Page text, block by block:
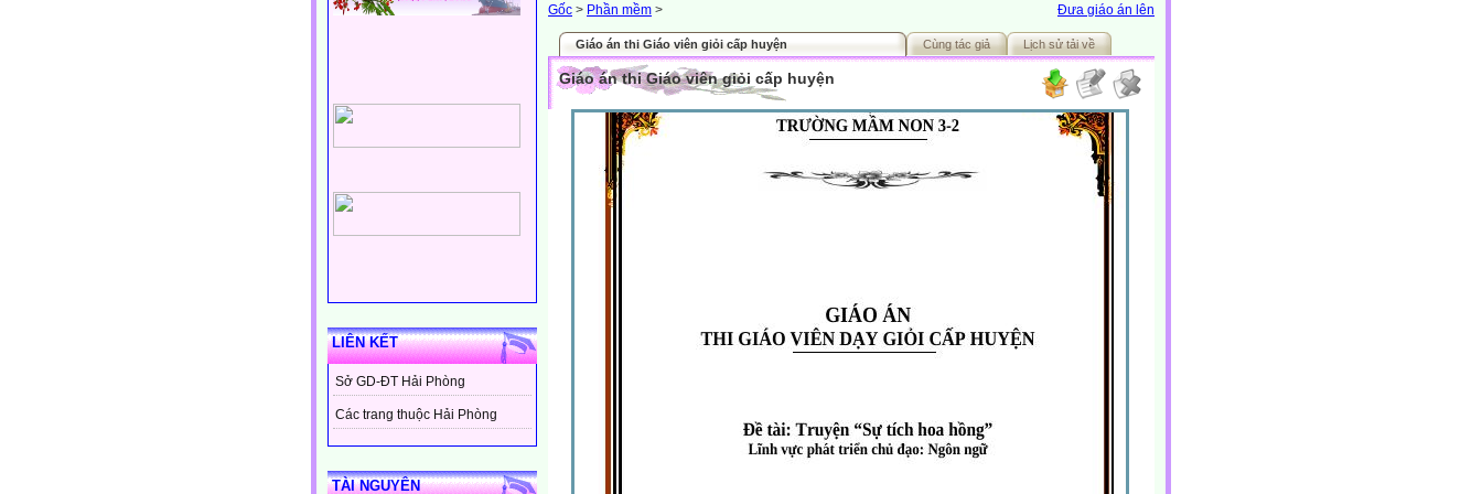
LIÊN KẾT
Sở GD-ĐT Hải Phòng
Các trang thuộc Hải Phòng
TÀI NGUYÊN
Đưa giáo án lên
Gốc > Phần mềm >
Giáo án thi Giáo viên giỏi cấp huyện Cùng tác giả Lịch sử tải về
Giáo án thi Giáo viên giỏi cấp huyện